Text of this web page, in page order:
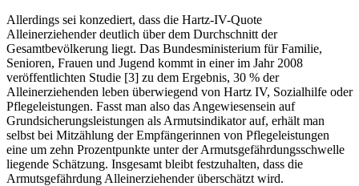
Allerdings sei konzediert, dass die Hartz-IV-Quote
Alleinerziehender deutlich über dem Durchschnitt der
Gesamtbevölkerung liegt. Das Bundesministerium für Familie,
Senioren, Frauen und Jugend kommt in einer im Jahr 2008
veröffentlichten Studie [3] zu dem Ergebnis, 30 % der
Alleinerziehenden leben überwiegend von Hartz IV, Sozialhilfe oder
Pflegeleistungen. Fasst man also das Angewiesensein auf
Grundsicherungsleistungen als Armutsindikator auf, erhält man
selbst bei Mitzählung der Empfängerinnen von Pflegeleistungen
eine um zehn Prozentpunkte unter der Armutsgefährdungsschwelle
liegende Schätzung. Insgesamt bleibt festzuhalten, dass die
Armutsgefährdung Alleinerziehender überschätzt wird.